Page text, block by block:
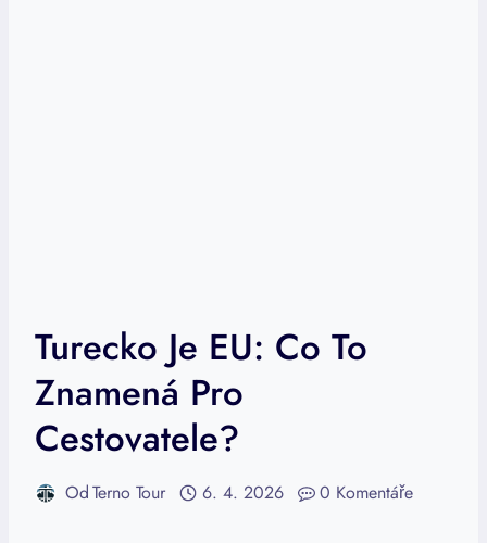
Turecko Je EU: Co To
Znamená Pro
Cestovatele?
OdTerno Tour 6. 4. 2026 0 Komentáře